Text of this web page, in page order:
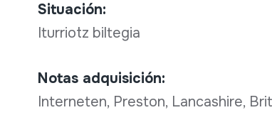
Situación:
Iturriotz biltegia
Notas adquisición:
Interneten, Preston, Lancashire,